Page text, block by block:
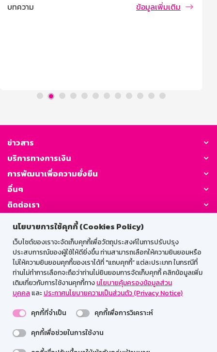
นโยบายการใช้คุกกี้ (Cookies Policy)
เว็บไซต์ของเราจะจัดเก็บคุกกี้เพื่อวัตถุประสงค์ในการปรับปรุง
ประสบการณ์ของผู้ใช้ให้ดียิ่งขึ้น ท่านสามารถเลือกให้ความยินยอมหรือ
ไม่ให้ความยินยอมคุกกี้ของเราได้ที่ "แถบคุกกี้” แต่ละประเภท ในกรณีที่
ท่านไม่ทำการเลือกจะถือว่าท่านไม่ยินยอมการจัดเก็บคุกกี้ คลิกข้อมูลเพิ่ม
เติมเกี่ยวกับการใช้งานคุกกี้ทางนโยบายคุ้มครองข้อมูลส่วน
บุคคล และประกาศนโยบายความเป็นส่วนตัว (Privacy Notice)
คุกกี้ที่จำเป็น
คุกกี้เพื่อการวิเคราะห์
คุกกี้เพื่อช่วยในการใช้งาน
บทความ ข้อมูลเพิ่มเติม
ข่าวสาร
บริการทางการเงิน
การพัฒนาเพื่อความยั่งยืน
อื่นๆ
ติดต่อเรา
GSB Society:
สำหรับพนักงาน
Web HR
GSB Wisdom
M-Search
เข้าสู่ระบบเน็ตเมล